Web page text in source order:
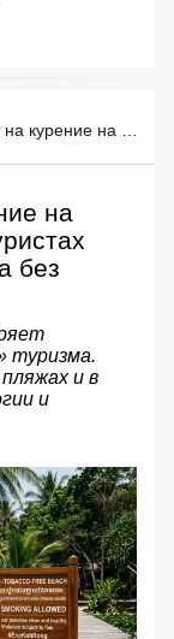
на
без
туризма.
и в
и